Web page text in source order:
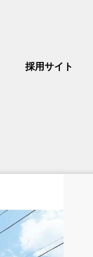
採用サイト